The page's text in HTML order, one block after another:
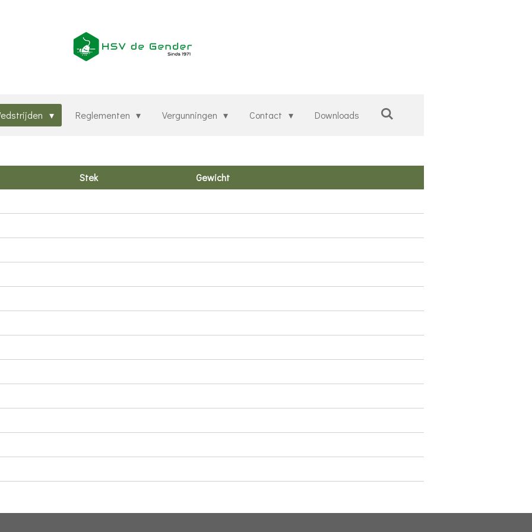
Reglementen Vergunningen Contact Downloads
Stek
Gewicht